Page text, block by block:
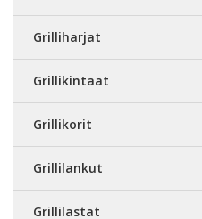
Grilliharjat
Grillikintaat
Grillikorit
Grillilankut
Grillilastat